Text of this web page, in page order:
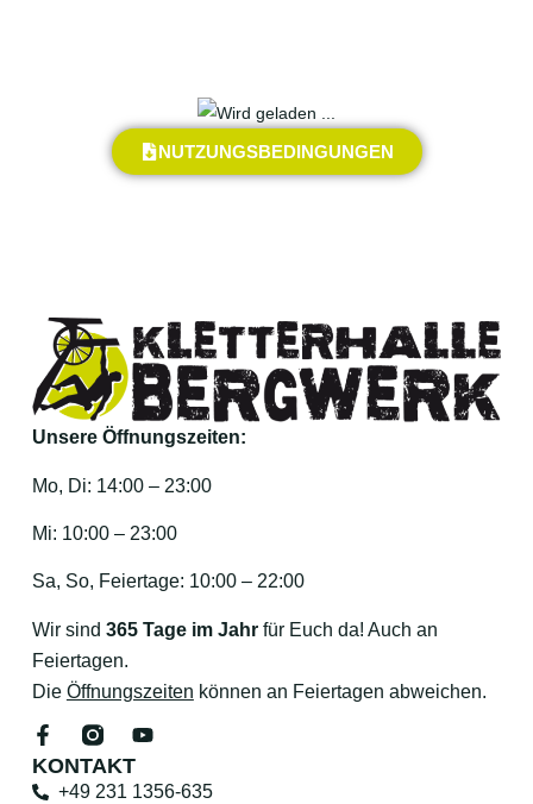
NUTZUNGSBEDINGUNGEN
Unsere Öffnungszeiten:
Mo, Di: 14:00 – 23:00
Mi: 10:00 – 23:00
Sa, So, Feiertage: 10:00 – 22:00
Wir sind 365 Tage im Jahr für Euch da! Auch an
Feiertagen.
Die Öffnungszeiten können an Feiertagen abweichen.
KONTAKT
+49 231 1356-635